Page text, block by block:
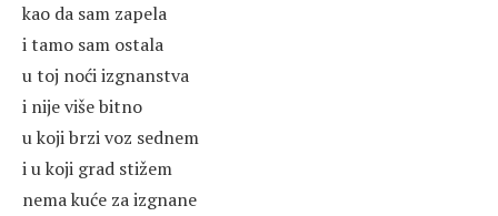
kao da sam zapela
i tamo sam ostala
u toj noći izgnanstva
i nije više bitno
u koji brzi voz sednem
i u koji grad stižem
nema kuće za izgnane